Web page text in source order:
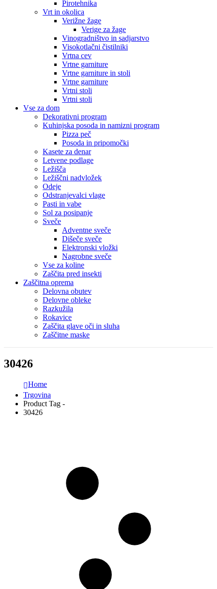
Pirotehnika
Vrt in okolica
Verižne žage
Verige za žage
Vinogradništvo in sadjarstvo
Visokotlačni čistilniki
Vrtna cev
Vrtne garniture
Vrtne garniture in stoli
Vrtne garniture
Vrtni stoli
Vrtni stoli
Vse za dom
Dekorativni program
Kuhinjska posoda in namizni program
Pizza peč
Posoda in pripomočki
Kasete za denar
Letvene podlage
Ležišča
Ležiščni nadvložek
Odeje
Odstranjevalci vlage
Pasti in vabe
Sol za posipanje
Sveče
Adventne sveče
Dišeče sveče
Elektronski vložki
Nagrobne sveče
Vse za koline
Zaščita pred insekti
Zaščitna oprema
Delovna obutev
Delovne obleke
Razkužila
Rokavice
Zaščita glave oči in sluha
Zaščitne maske
30426
Home
Trgovina
Product Tag -
30426